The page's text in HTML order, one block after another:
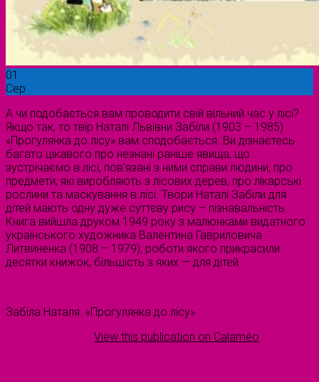
01
Сер
А чи подобається вам проводити свій вільний час у лісі?
Якщо так, то твір Наталі Львівни Забіли (1903 – 1985)
«Прогулянка до лісу» вам сподобається. Ви дізнаєтесь
багато цікавого про незнані раніше явища, що
зустрічаємо в лісі, пов’язані з ними справи людини, про
предмети, які виробляють з лісових дерев, про лікарські
рослини та маскування в лісі. Твори Наталі Забіли для
дітей мають одну дуже суттєву рису – пізнавальність.
Книга вийшла друком 1949 року з малюнками видатного
українського художника Валентина Гавриловича
Литвиненка (1908 – 1979), роботи якого прикрасили
десятки книжок, більшість з яких — для дітей.
Забіла Наталя. «Прогулянка до лісу»
View this publication on Calaméo